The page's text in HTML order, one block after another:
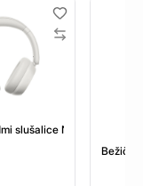
slušalice Neo Sand